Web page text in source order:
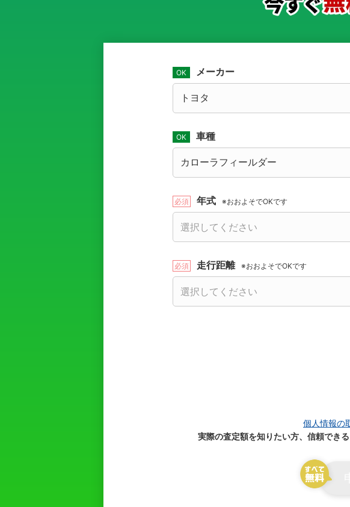
メーカー
車種
年式 ※おおよそでOKです
走行距離 ※おおよそでOKです
個人情報の
実際の査定額を知りたい方、信頼でき